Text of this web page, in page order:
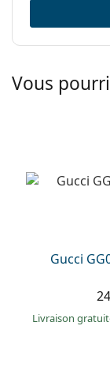
Vous
Gucci
Livraison